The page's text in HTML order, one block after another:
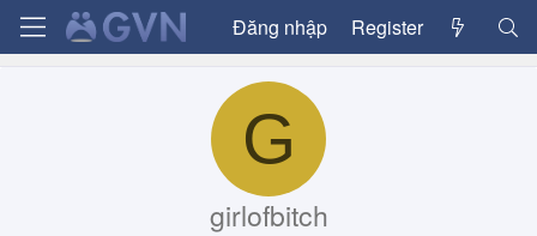
Đăng nhập Register
G
girlofbitch